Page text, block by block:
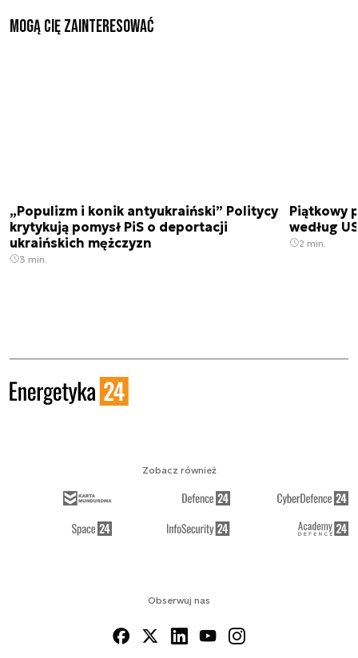
Mogą Cię zainteresować
„Populizm i konik antyukraiński” Politycy
krytykują pomysł PiS o deportacji
ukraińskich mężczyzn
3 min.
Piątkowy
według
2 min.
Obserwuj nas
Zobacz również